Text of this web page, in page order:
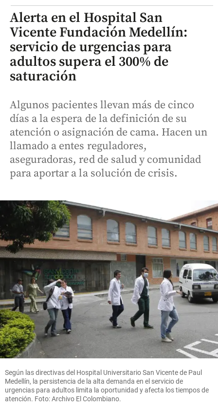
Alerta en el Hospital San
Vicente Fundación Medellín:
servicio de urgencias para
adultos supera el 300% de
saturación
Algunos pacientes llevan más de cinco
días a la espera de la definición de su
atención o asignación de cama. Hacen un
llamado a entes reguladores,
aseguradoras, red de salud y comunidad
para aportar a la solución de crisis.
Según las directivas del Hospital Universitario San Vicente de Paul
Medellín, la persistencia de la alta demanda en el servicio de
urgencias para adultos limita la oportunidad y afecta los tiempos de
atención. Foto: Archivo El Colombiano.